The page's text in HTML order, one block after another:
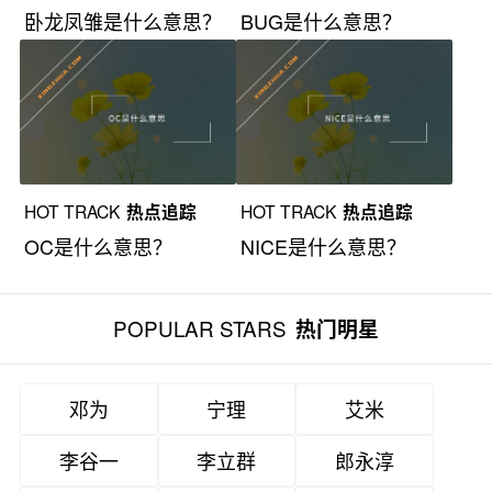
卧龙凤雏是什么意思？ BUG是什么意思？
HOT TRACK 热点追踪
OC是什么意思？
HOT TRACK 热点追踪
NICE是什么意思？
POPULAR STARS 热门明星
邓为 宁理
艾米
李谷一
李立群 郎永淳